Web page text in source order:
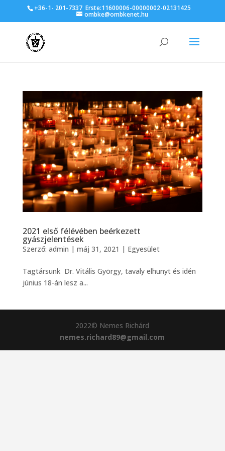
+36-1- 201-7337 Erste:11600006-00000002-02131425
ombke@ombkenet.hu
2021 első félévében beérkezett
gyászjelentések
Szerző: admin | máj 31, 2021 | Egyesület
Tagtársunk Dr. Vitális György, tavaly elhunyt és idén
június 18-án lesz a...
2022© Nemes Richárd
nemes.richard89@gmail.com